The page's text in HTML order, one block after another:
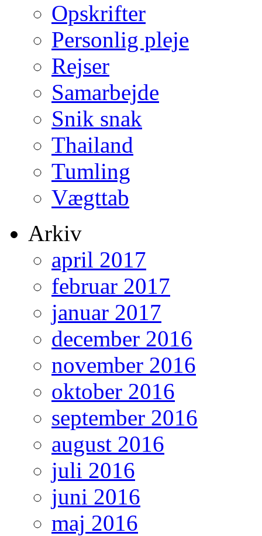
Opskrifter
Personlig pleje
Rejser
Samarbejde
Snik snak
Thailand
Tumling
Vægttab
Arkiv
april 2017
februar 2017
januar 2017
december 2016
november 2016
oktober 2016
september 2016
august 2016
juli 2016
juni 2016
maj 2016